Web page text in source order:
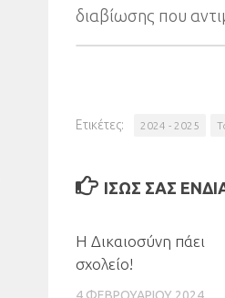
διαβίωσης που
Ετικέτες: 2024 - 2025
ΊΣΩΣ ΣΑΣ
Η Δικαιοσύνη πάει
σχολείο!